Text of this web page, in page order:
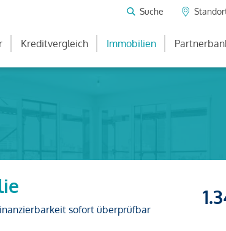
Suche
Kreditvergleich Immobilien
sofort überprüfbar